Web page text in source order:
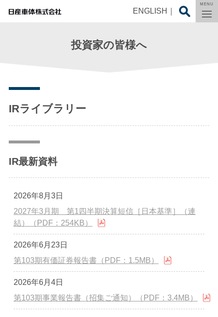
MENU
ENGLISH
投資家の皆様へ
IRライブラリー
IR最新資料
2026年8月3日
2027年3月期 第1四半期決算短信［日本基準］（連
結）（PDF： 254KB）
2026年6月23日
第103期有価証券報告書（PDF： 1.5MB）
2026年6月4日
第103期事業報告書（招集ご通知）（PDF： 3.4MB）